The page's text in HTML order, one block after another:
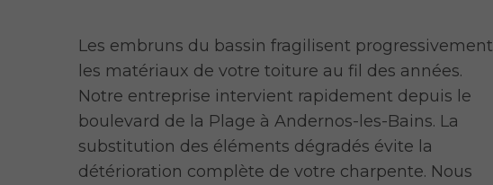
Les embruns du bassin fragilisent progressivement
les matériaux de votre toiture au fil des années.
Notre entreprise intervient rapidement depuis le
boulevard de la Plage à Andernos-les-Bains. La
substitution des éléments dégradés évite la
détérioration complète de votre charpente. Nous